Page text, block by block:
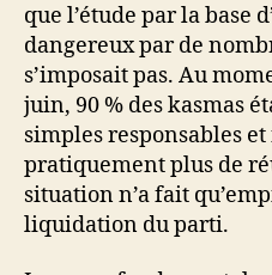
que l’étude par la base
dangereux par de
s’imposait pas. Au
juin, 90 % des kasmas
simples responsables
pratiquement plus de
situation n’a fait
liquidation du parti.